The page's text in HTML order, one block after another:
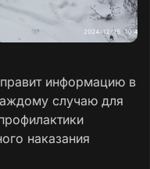
информацию в
случаю для
наказания